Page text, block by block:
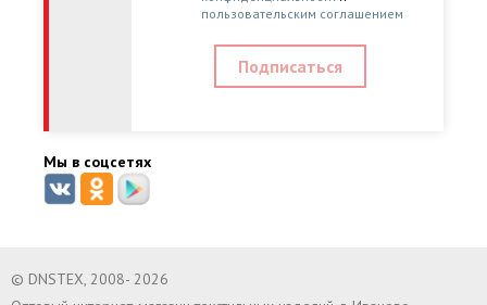
пользовательским соглашением
Мы в соцсетях
© DNSTEX, 2008- 2026